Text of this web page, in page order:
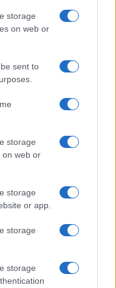
storage
on web or
sent to
storage
on web or
storage
or app.
storage
storage